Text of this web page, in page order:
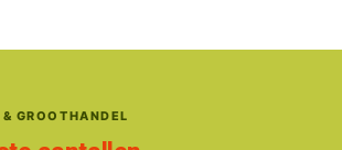
GROOTHANDEL